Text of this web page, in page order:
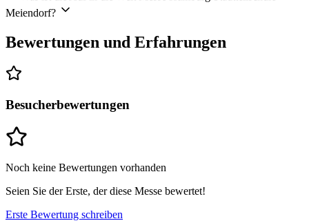
Meiendorf?
Bewertungen und Erfahrungen
Besucherbewertungen
Noch keine Bewertungen vorhanden
Seien Sie der Erste, der diese Messe bewertet!
Erste Bewertung schreiben